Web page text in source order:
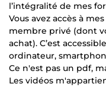
l’intégralité de mes
Vous avez accès à
membre privé (dont
achat). C’est
ordinateur,
Ce n'est pas un pdf,
Les vidéos